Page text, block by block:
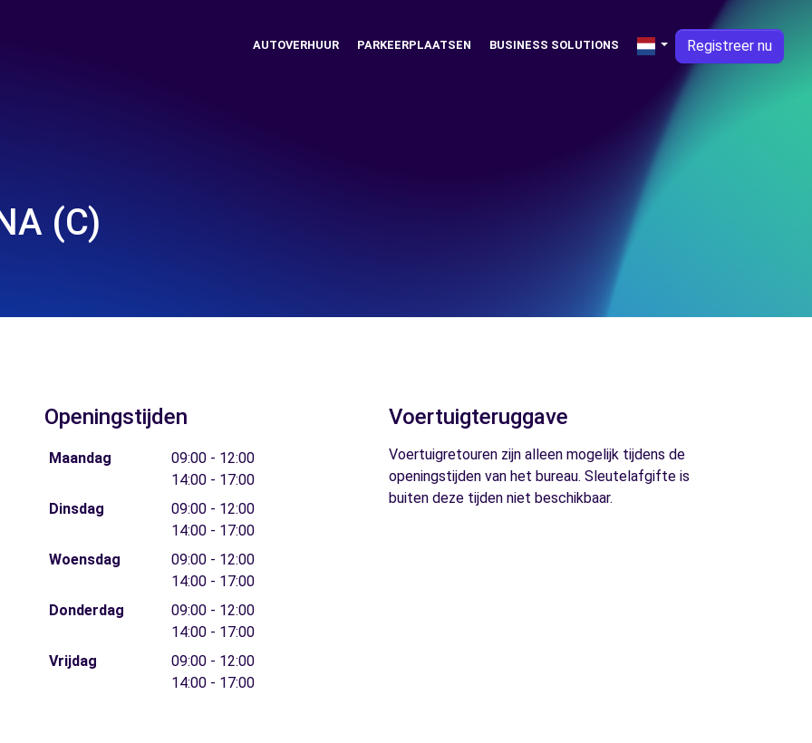
AUTOVERHUUR PARKEERPLAATSEN BUSINESS SOLUTIONS Registreer nu
(C)
Openingstijden
Maandag
09:00 - 12:00
14:00 - 17:00
Dinsdag
09:00 - 12:00
14:00 - 17:00
Woensdag
09:00 - 12:00
14:00 - 17:00
Donderdag
09:00 - 12:00
14:00 - 17:00
Vrijdag
09:00 - 12:00
14:00 - 17:00
Voertuigteruggave
Voertuigretouren zijn alleen mogelijk tijdens de
openingstijden van het bureau. Sleutelafgifte is
buiten deze tijden niet beschikbaar.